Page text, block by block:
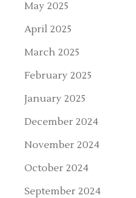
May 2025
April 2025
March 2025
February 2025
January 2025
December 2024
November 2024
October 2024
September 2024